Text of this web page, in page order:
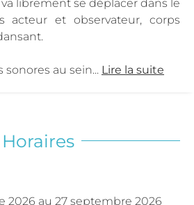
librement se déplacer dans le
acteur et observateur, corps
au sein... Lire la suite
Horaires
2026 au 27 septembre 2026